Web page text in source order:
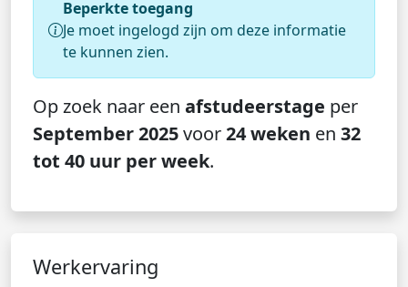
Beperkte toegang
Je moet ingelogd zijn om deze informatie
te kunnen zien.
Op zoek naar een afstudeerstage per
September 2025voor24 weken en 32
tot 40 uur per week.
Werkervaring